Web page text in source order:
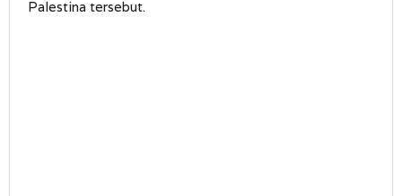
Palestina tersebut.